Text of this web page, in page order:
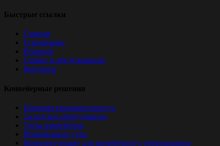
Быстрые ссылки
Главная
О компании
Решения
Сервис и обслуживание
Контакты
Конвейерные решения
Пищевая промышленность
Складское оборудование
Типы конвейеров
Конвейерные узлы
Комплектующие для конвейерного оборудования